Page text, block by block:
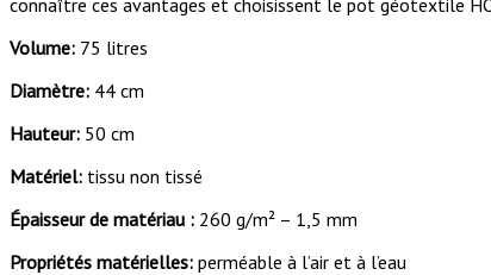
Volume: 75 litres
Diamètre: 44 cm
Hauteur: 50 cm
Matériel: tissu non tissé
Épaisseur de matériau : 260 g/m² – 1,5 mm
Propriétés matérielles: perméable à l’air et à l’eau